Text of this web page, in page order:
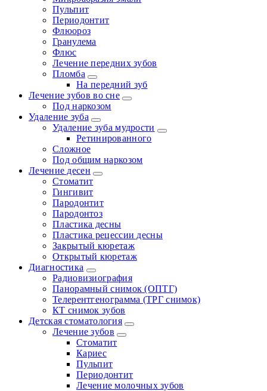
Пульпит
Периодонтит
Флюороз
Гранулема
Флюс
Лечение передних зубов
Пломба
На передний зуб
Лечение зубов во сне
Под наркозом
Удаление зуба
Удаление зуба мудрости
Ретинированного
Сложное
Под общим наркозом
Лечение десен
Стоматит
Гингивит
Пародонтит
Пародонтоз
Пластика десны
Пластика рецессии десны
Закрытый кюретаж
Открытый кюретаж
Диагностика
Радиовизиография
Панорамный снимок (ОПТГ)
Телерентгенограмма (ТРГ снимок)
КТ снимок зубов
Детская стоматология
Лечение зубов
Стоматит
Кариес
Пульпит
Периодонтит
Лечение молочных зубов